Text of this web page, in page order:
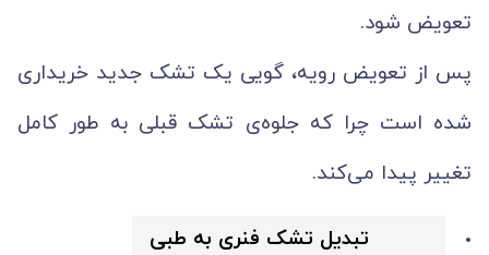
تعویض شود.
پس از تعویض رویه، گویی یک تشک جدید خریداری
شده است چرا که جلوه‌ی تشک قبلی به طور کامل
تغییر پیدا می‌کند.
تبدیل تشک فنری به طبی